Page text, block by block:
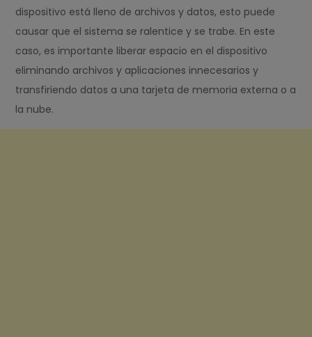
dispositivo está lleno de archivos y datos, esto puede
causar que el sistema se ralentice y se trabe. En este
caso, es importante liberar espacio en el dispositivo
eliminando archivos y aplicaciones innecesarios y
transfiriendo datos a una tarjeta de memoria externa o a
la nube.